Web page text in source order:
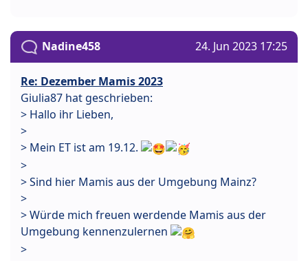
Nadine458 24. Jun 2023 17:25
Re: Dezember Mamis 2023
Giulia87 hat geschrieben:
> Hallo ihr Lieben,
>
> Mein ET ist am 19.12.
>
> Sind hier Mamis aus der Umgebung Mainz?
>
> Würde mich freuen werdende Mamis aus der
Umgebung kennenzulernen
>